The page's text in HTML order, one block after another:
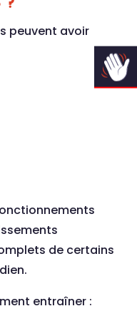
peuvent avoir
de certains
entraîner :